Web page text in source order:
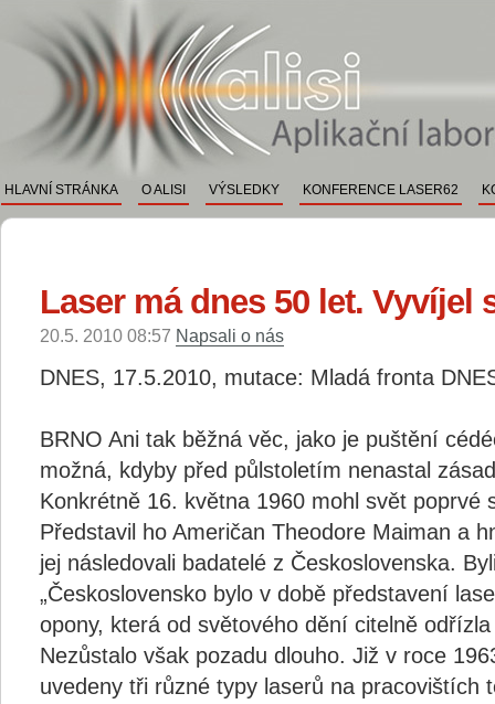
ALISIAplikační a vývojové
HLAVNÍ STRÁNKA O ALISI VÝSLEDKY KONFERENCE LASER62
Laser má dnes 50 let. Vyvíjel
20.5. 2010 08:57 Napsali o nás
DNES, 17.5.2010, mutace: Mladá fronta
BRNO Ani tak běžná věc, jako je puštění
možná, kdyby před půlstoletím nenastal
Konkrétně 16. května 1960 mohl svět poprvé
Představil ho Američan Theodore Maiman a
jej následovali badatelé z Československa.
„Československo bylo v době představení
opony, která od světového dění citelně
Nezůstalo však pozadu dlouho. Již v roce
uvedeny tři různé typy laserů na pracovištích